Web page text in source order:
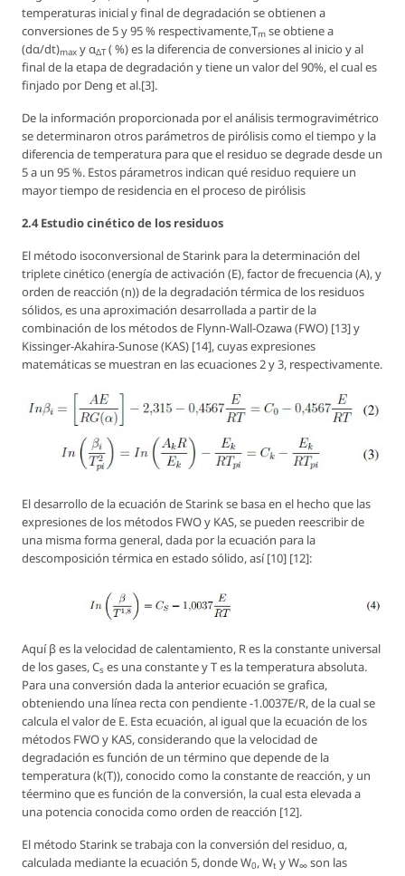
temperaturas inicial y final de degradación se obtienen a
conversiones de 5 y 95 % respectivamente,Tm se obtiene a
(dα/dt)max y αΔT ( %) es la diferencia de conversiones al inicio y al
final de la etapa de degradación y tiene un valor del 90%, el cual es
finjado por Deng et al.[3].
De la información proporcionada por el análisis termogravimétrico
se determinaron otros parámetros de pirólisis como el tiempo y la
diferencia de temperatura para que el residuo se degrade desde un
5 a un 95 %. Estos párametros indican qué residuo requiere un
mayor tiempo de residencia en el proceso de pirólisis
2.4 Estudio cinético de los residuos
El método isoconversional de Starink para la determinación del
triplete cinético (energía de activación (E), factor de frecuencia (A), y
orden de reacción (n)) de la degradación térmica de los residuos
sólidos, es una aproximación desarrollada a partir de la
combinación de los métodos de Flynn-Wall-Ozawa (FWO) [13] y
Kissinger-Akahira-Sunose (KAS) [14], cuyas expresiones
matemáticas se muestran en las ecuaciones 2 y 3, respectivamente.
El desarrollo de la ecuación de Starink se basa en el hecho que las
expresiones de los métodos FWO y KAS, se pueden reescribir de
una misma forma general, dada por la ecuación para la
descomposición térmica en estado sólido, así [10] [12]:
Aquíβes la velocidad de calentamiento, Res la constante universal
de los gases, Cs es una constante yTes la temperatura absoluta.
Para una conversión dada la anterior ecuación se grafica,
obteniendo una línea recta con pendiente -1.0037E/R, de la cual se
calcula el valor de E. Esta ecuación, al igual que la ecuación de los
métodos FWO y KAS, considerando que la velocidad de
degradación es función de un término que depende de la
temperatura (k(T)), conocido como la constante de reacción, y un
téermino que es función de la conversión, la cual esta elevada a
una potencia conocida como orden de reacción [12].
El método Starink se trabaja con la conversión del residuo, α,
calculada mediante la ecuación 5, dondeW0,Wt yW∞ son las